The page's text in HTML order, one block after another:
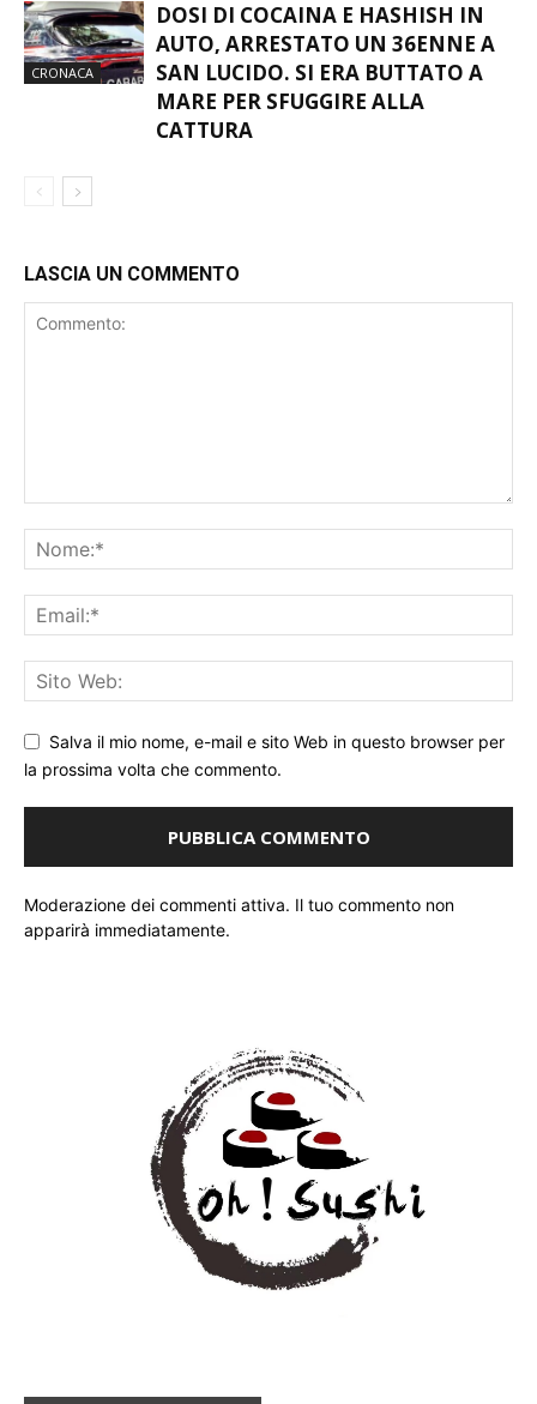
CRONACA
DOSI DI COCAINA E HASHISH IN
AUTO, ARRESTATO UN 36ENNE A
SAN LUCIDO. SI ERA BUTTATO A
MARE PER SFUGGIRE ALLA
CATTURA
LASCIA UN COMMENTO
Salva il mio nome, e-mail e sito Web in questo browser per
la prossima volta che commento.
Moderazione dei commenti attiva. Il tuo commento non
apparirà immediatamente.